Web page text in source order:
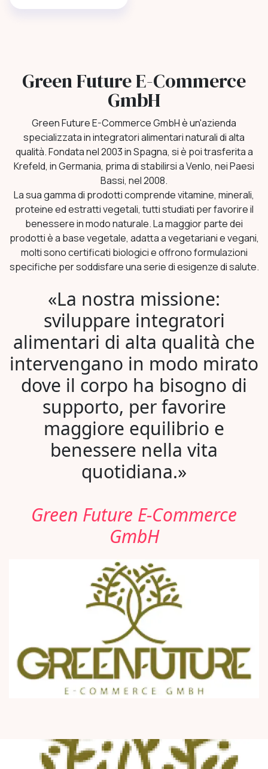
Green Future E-Commerce
GmbH
Green Future E-Commerce GmbH è un'azienda
specializzata in integratori alimentari naturali di alta
qualità. Fondata nel 2003 in Spagna, si è poi trasferita a
Krefeld, in Germania, prima di stabilirsi a Venlo, nei Paesi
Bassi, nel 2008.
La sua gamma di prodotti comprende vitamine, minerali,
proteine ed estratti vegetali, tutti studiati per favorire il
benessere in modo naturale. La maggior parte dei
prodotti è a base vegetale, adatta a vegetariani e vegani,
molti sono certificati biologici e offrono formulazioni
specifiche per soddisfare una serie di esigenze di salute.
«La nostra missione:
sviluppare integratori
alimentari di alta qualità che
intervengano in modo mirato
dove il corpo ha bisogno di
supporto, per favorire
maggiore equilibrio e
benessere nella vita
quotidiana.»
Green Future E-Commerce
GmbH